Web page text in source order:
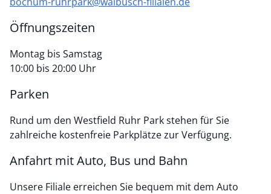
Öffnungszeiten
Montag bis Samstag
10:00 bis 20:00 Uhr
Parken
Rund um den Westfield Ruhr Park stehen für Sie
zahlreiche kostenfreie Parkplätze zur Verfügung.
Anfahrt mit Auto, Bus und Bahn
Unsere Filiale erreichen Sie bequem mit dem Auto